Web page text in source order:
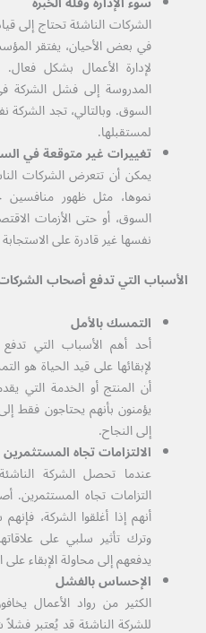
الشركات الناشئة تحتاج إلى
في بعض الأحيان، يفتقر
لإدارة الأعمال بشكل
المدروسة إلى فشل الشركة
السوق. وبالتالي، تجد
لمستقبلها.
تغييرات غير متوقعة في
يمكن أن تتعرض الشركات
نموها، مثل ظهور منافسين
السوق، أو حتى الأزمات
نفسها غير قادرة على
الأسباب التي تدفع أصحاب الشركات
التمسك بالأمل
أحد أهم الأسباب التي
لإبقائها على قيد الحياة هو
أن المنتج أو الخدمة التي
يؤمنون بأنهم يحتاجون فقط
إلى النجاح.
الالتزامات تجاه المستثمرين
عندما تحصل الشركة
التزامات تجاه المستثمرين.
أنهم إذا أغلقوا الشركة،
وترك تأثير سلبي على
يدفعهم إلى محاولة الإبقاء
الإحساس بالفشل
الكثير من رواد الأعمال
للشركة الناشئة قد يُعتبر